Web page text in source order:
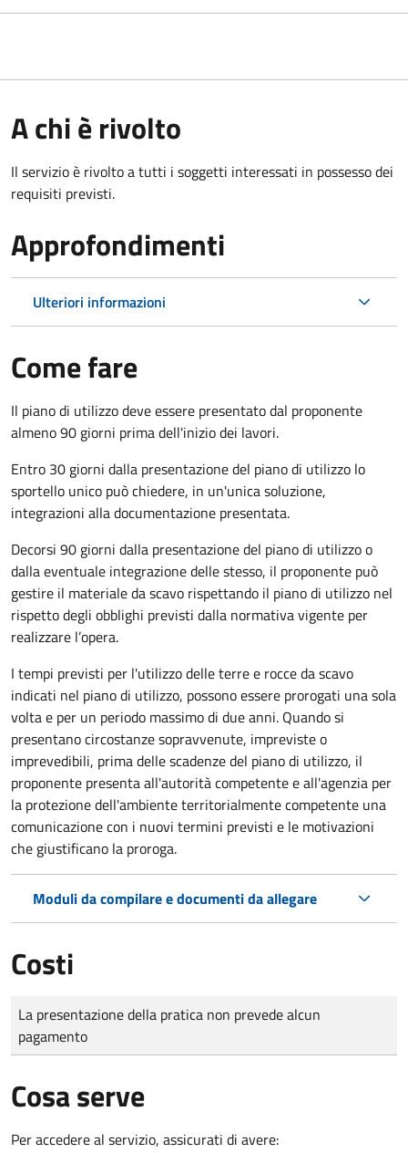
A chi è rivolto
Il servizio è rivolto a tutti i soggetti interessati in possesso dei
requisiti previsti.
Approfondimenti
Ulteriori informazioni
Come fare
Il piano di utilizzo deve essere presentato dal proponente
almeno 90 giorni prima dell'inizio dei lavori.
Entro 30 giorni dalla presentazione del piano di utilizzo lo
sportello unico può chiedere, in un'unica soluzione,
integrazioni alla documentazione presentata.
Decorsi 90 giorni dalla presentazione del piano di utilizzo o
dalla eventuale integrazione delle stesso, il proponente può
gestire il materiale da scavo rispettando il piano di utilizzo nel
rispetto degli obblighi previsti dalla normativa vigente per
realizzare l’opera.
I tempi previsti per l'utilizzo delle terre e rocce da scavo
indicati nel piano di utilizzo, possono essere prorogati una sola
volta e per un periodo massimo di due anni. Quando si
presentano circostanze sopravvenute, impreviste o
imprevedibili, prima delle scadenze del piano di utilizzo, il
proponente presenta all'autorità competente e all'agenzia per
la protezione dell'ambiente territorialmente competente una
comunicazione con i nuovi termini previsti e le motivazioni
che giustificano la proroga.
Moduli da compilare e documenti da allegare
Costi
Tipo di pagamento
Importo
La presentazione della pratica non prevede alcun
pagamento
Cosa serve
Per accedere al servizio, assicurati di avere: